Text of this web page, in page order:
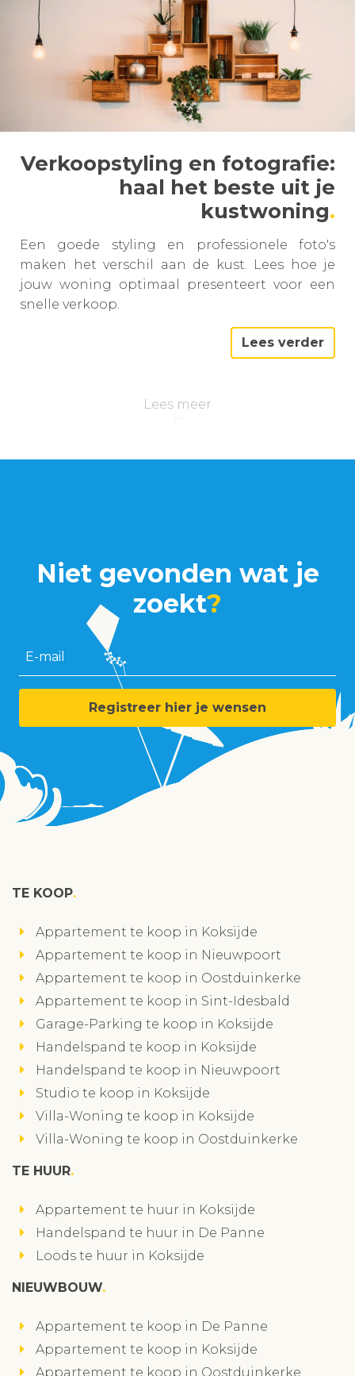
Verkoopstyling en fotografie:
haal het beste uit je
kustwoning
Een goede styling en professionele foto's
maken het verschil aan de kust. Lees hoe je
jouw woning optimaal presenteert voor een
snelle verkoop.
Lees verder
Lees meer
Niet gevonden wat je
zoekt?
E-mail
Registreer hier je wensen
TE KOOP
Appartement te koop in Koksijde
Appartement te koop in Nieuwpoort
Appartement te koop in Oostduinkerke
Appartement te koop in Sint-Idesbald
Garage-Parking te koop in Koksijde
Handelspand te koop in Koksijde
Handelspand te koop in Nieuwpoort
Studio te koop in Koksijde
Villa-Woning te koop in Koksijde
Villa-Woning te koop in Oostduinkerke
TE HUUR
Appartement te huur in Koksijde
Handelspand te huur in De Panne
Loods te huur in Koksijde
NIEUWBOUW
Appartement te koop in De Panne
Appartement te koop in Koksijde
Appartement te koop in Oostduinkerke